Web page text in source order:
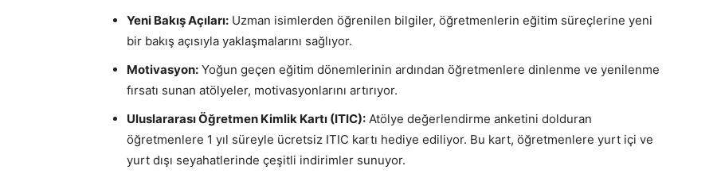
Yeni Bakış Açıları: Uzman isimlerden öğrenilen bilgiler, öğretmenlerin eğitim süreçlerine yeni
bir bakış açısıyla yaklaşmalarını sağlıyor.
Motivasyon: Yoğun geçen eğitim dönemlerinin ardından öğretmenlere dinlenme ve yenilenme
fırsatı sunan atölyeler, motivasyonlarını artırıyor.
Uluslararası Öğretmen Kimlik Kartı (ITIC): Atölye değerlendirme anketini dolduran
öğretmenlere 1 yıl süreyle ücretsiz ITIC kartı hediye ediliyor. Bu kart, öğretmenlere yurt içi ve
yurt dışı seyahatlerinde çeşitli indirimler sunuyor.